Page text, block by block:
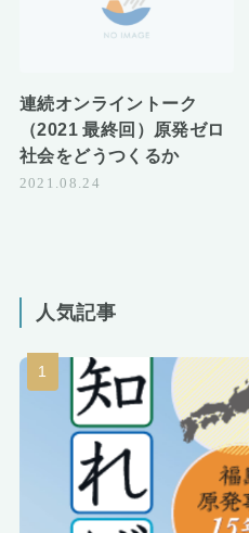
連続オンライントーク
（2021 最終回）原発ゼロ
社会をどうつくるか
2021.08.24
人気記事